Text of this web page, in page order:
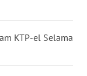
KTP-el Selama